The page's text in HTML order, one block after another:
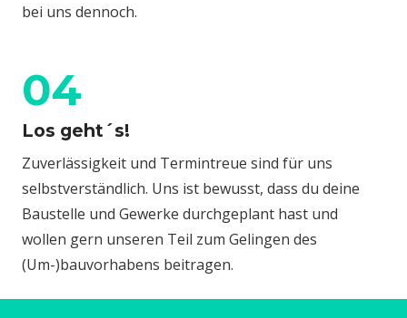
bei uns dennoch.
04
Los geht´s!
Zuverlässigkeit und Termintreue sind für uns
selbstverständlich. Uns ist bewusst, dass du deine
Baustelle und Gewerke durchgeplant hast und
wollen gern unseren Teil zum Gelingen des
(Um-)bauvorhabens beitragen.